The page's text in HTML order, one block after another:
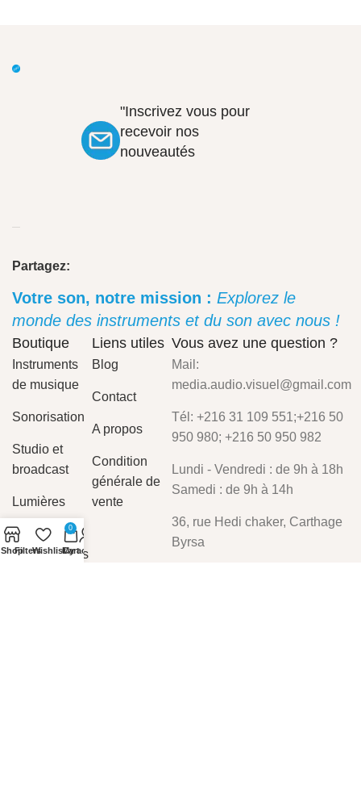
"Inscrivez vous pour
recevoir nos
nouveautés
Partagez:
Votre son, notre mission : Explorez le
monde des instruments et du son avec nous !
Boutique
Instruments
de musique
Sonorisation
Studio et
broadcast
Lumières
Câbles et
connectiques
Liens utiles
Blog
Contact
A propos
Condition
générale de
vente
Vous avez une question ?
Mail:
media.audio.visuel@gmail.com
Tél: +216 31 109 551;+216 50
950 980; +216 50 950 982
Lundi - Vendredi : de 9h à 18h
Samedi : de 9h à 14h
36, rue Hedi chaker, Carthage
Byrsa
ShopFiltersWishlist
0
Cart
My account